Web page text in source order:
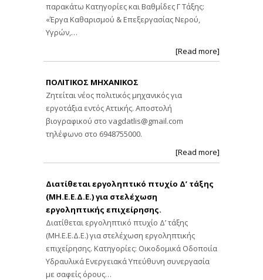
παρακάτω Κατηγορίες και Βαθμίδες Γ Τάξης:
«Έργα Καθαρισμού & Επεξεργασίας Νερού,
Υγρών,…
[Read more]
ΠΟΛΙΤΙΚΟΣ ΜΗΧΑΝΙΚΟΣ
Ζητείται νέος πολιτικός μηχανικός για
εργοτάξια εντός Αττικής. Αποστολή
βιογραφικού στο vagdatlis@gmail.com
τηλέφωνο στο 6948755000.
[Read more]
Διατίθεται εργοληπτικό πτυχίο Δ’ τάξης
(ΜΗ.Ε.Ε.Δ.Ε.) για στελέχωση
εργοληπτικής επιχείρησης.
Διατίθεται εργοληπτικό πτυχίο Δ’ τάξης
(ΜΗ.Ε.Ε.Δ.Ε.) για στελέχωση εργοληπτικής
επιχείρησης. Κατηγορίες: Οικοδομικά Οδοποιία
Υδραυλικά Ενεργειακά Υπεύθυνη συνεργασία
με σαφείς όρους…